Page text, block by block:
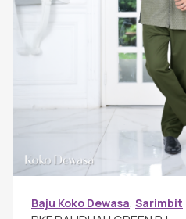
Baju Koko Dewasa
Gamis Anak-anak
Baju Koko Anak
Baju Koko Dewasa, Sarimbit